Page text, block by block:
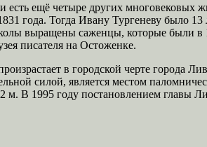
есть ещё четыре других
года. Тогда Ивану Тургеневу было
выращены саженцы, которые были
писателя на Остоженке.
в городской черте города
силой, является местом
2 м. В 1995 году постановлением